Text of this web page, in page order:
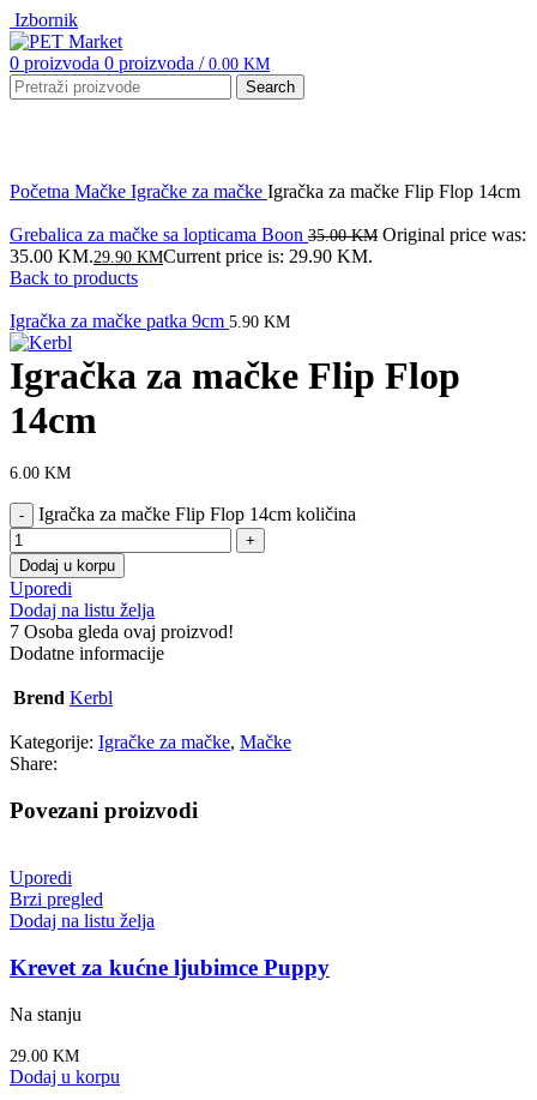
Izbornik
0 proizvoda 0 proizvoda / 0.00 KM
Search
Početna Mačke Igračke za mačke Igračka za mačke Flip Flop 14cm
Grebalica za mačke sa lopticama Boon 35.00KM Original price was:
35.00 KM.29.90 KMCurrent price is: 29.90 KM.
Back to products
Igračka za mačke patka 9cm 5.90 KM
Igračka za mačke Flip Flop
14cm
6.00 KM
Igračka za mačke Flip Flop 14cm količina
Dodaj u korpu
Uporedi
Dodaj na listu želja
7 Osoba gleda ovaj proizvod!
Dodatne informacije
Brend Kerbl
Kategorije: Igračke za mačke, Mačke
Share:
Povezani proizvodi
Uporedi
Brzi pregled
Dodaj na listu želja
Krevet za kućne ljubimce Puppy
Na stanju
29.00 KM
Dodaj u korpu